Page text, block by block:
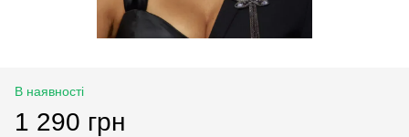
В наявності
1 290 грн